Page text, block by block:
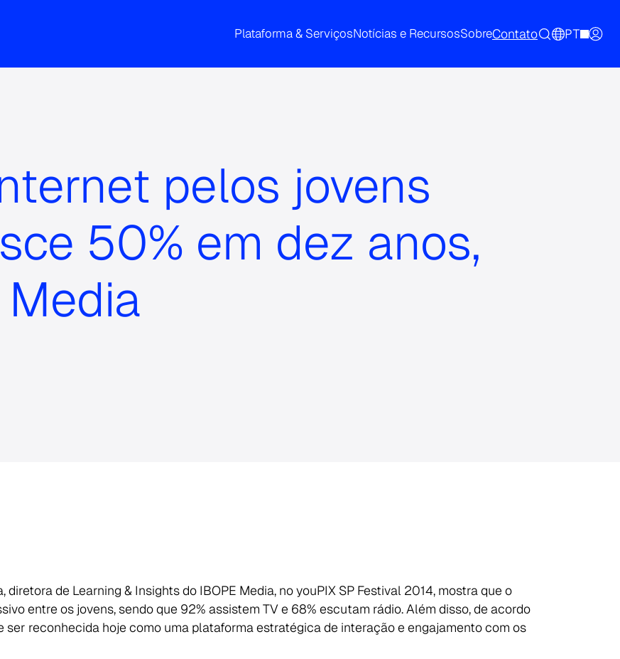
Plataforma & ServiçosNotícias e RecursosSobreContato PT
pelos jovens
50% em dez anos,
de Learning & Insights do IBOPE Media, no youPIX SP Festival 2014, mostra que o
entre os jovens, sendo que 92% assistem TV e 68% escutam rádio. Além disso, de acordo
ser reconhecida hoje como uma plataforma estratégica de interação e engajamento com os